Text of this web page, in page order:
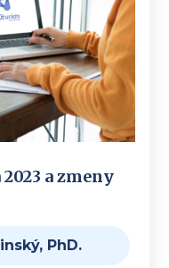
a zmeny
PhD.